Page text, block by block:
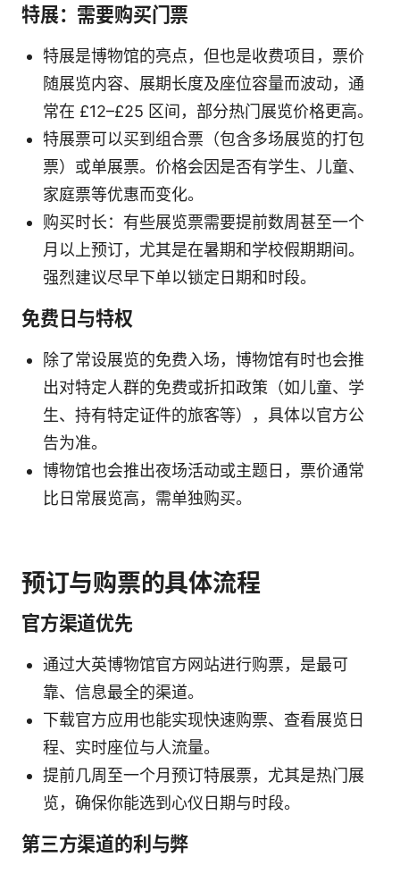
特展：需要购买门票
特展是博物馆的亮点，但也是收费项目，票价
随展览内容、展期长度及座位容量而波动，通
常在 £12–£25 区间，部分热门展览价格更高。
特展票可以买到组合票（包含多场展览的打包
票）或单展票。价格会因是否有学生、儿童、
家庭票等优惠而变化。
购买时长：有些展览票需要提前数周甚至一个
月以上预订，尤其是在暑期和学校假期期间。
强烈建议尽早下单以锁定日期和时段。
免费日与特权
除了常设展览的免费入场，博物馆有时也会推
出对特定人群的免费或折扣政策（如儿童、学
生、持有特定证件的旅客等），具体以官方公
告为准。
博物馆也会推出夜场活动或主题日，票价通常
比日常展览高，需单独购买。
预订与购票的具体流程
官方渠道优先
通过大英博物馆官方网站进行购票，是最可
靠、信息最全的渠道。
下载官方应用也能实现快速购票、查看展览日
程、实时座位与人流量。
提前几周至一个月预订特展票，尤其是热门展
览，确保你能选到心仪日期与时段。
第三方渠道的利与弊